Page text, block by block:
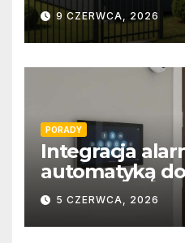
9 CZERWCA, 2026
PORADY
Integracja
automatyką
wygoda i
5 CZERWCA, 2026